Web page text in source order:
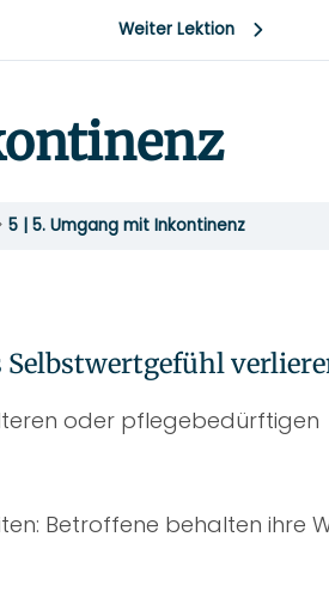
Weiter Lektion
5 | 5. Umgang mit Inkontinenz
oder pflegebedürftigen
Betroffene behalten ihre